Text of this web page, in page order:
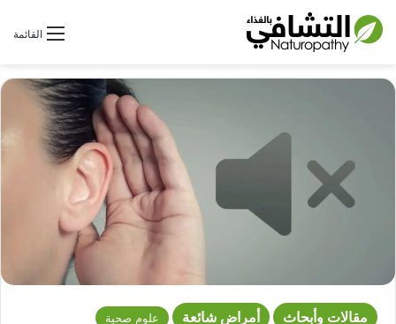
القائمةبحث عن
مقالات وأبحاث أمراض شائعة علوم صحية